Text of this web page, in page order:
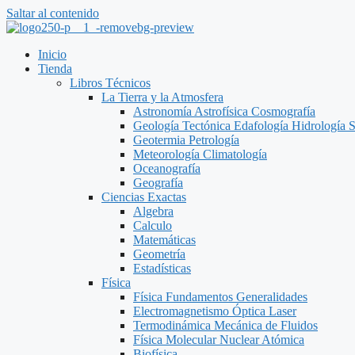
Saltar al contenido
Inicio
Tienda
Libros Técnicos
La Tierra y la Atmosfera
Astronomía Astrofísica Cosmografía
Geología Tectónica Edafología Hidrología
Geotermia Petrología
Meteorología Climatología
Oceanografía
Geografía
Ciencias Exactas
Algebra
Calculo
Matemáticas
Geometría
Estadísticas
Física
Física Fundamentos Generalidades
Electromagnetismo Óptica Laser
Termodinámica Mecánica de Fluidos
Física Molecular Nuclear Atómica